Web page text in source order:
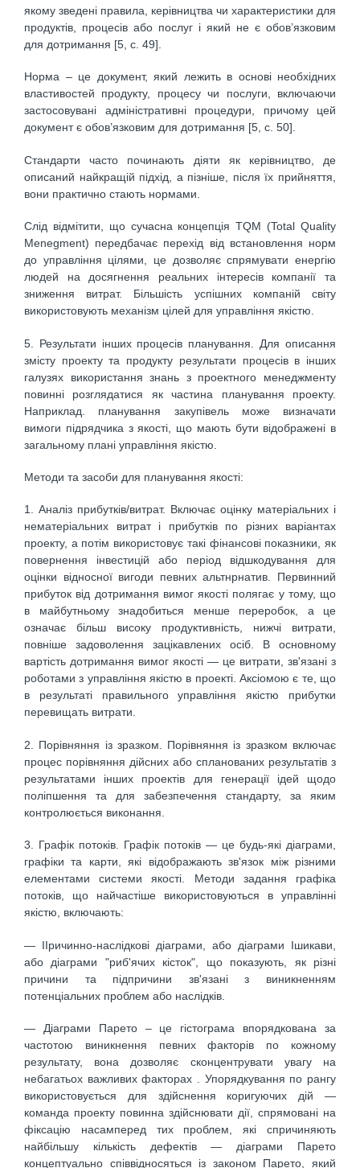
якому зведені правила, керівництва чи характеристики для
продуктів, процесів або послуг і який не є обов’язковим
для дотримання [5, с. 49].
Норма – це документ, який лежить в основі необхідних
властивостей продукту, процесу чи послуги, включаючи
застосовувані адміністративні процедури, причому цей
документ є обов’язковим для дотримання [5, с. 50].
Стандарти часто починають діяти як керівництво, де
описаний найкращій підхід, а пізніше, після їх прийняття,
вони практично стають нормами.
Слід відмітити, що сучасна концепція TQM (Total Quality
Menegment) передбачає перехід від встановлення норм
до управління цілями, це дозволяє спрямувати енергію
людей на досягнення реальних інтересів компанії та
зниження витрат. Більшість успішних компаній світу
використовують механізм цілей для управління якістю.
5. Результати інших процесів планування. Для описання
змісту проекту та продукту результати процесів в інших
галузях використання знань з проектного менеджменту
повинні розглядатися як частина планування проекту.
Наприклад. планування закупівель може визначати
вимоги підрядчика з якості, що мають бути відображені в
загальному плані управління якістю.
Методи та засоби для планування якості:
1. Аналіз прибутків/витрат. Включає оцінку матеріальних і
нематеріальних витрат і прибутків по різних варіантах
проекту, а потім використовує такі фінансові показники, як
повернення інвестицій або період відшкодування для
оцінки відносної вигоди певних альтнрнатив. Первинний
прибуток від дотримання вимог якості полягає у тому, що
в майбутньому знадобиться менше переробок, а це
означає більш високу продуктивність, нижчі витрати,
повніше задоволення зацікавлених осіб. В основному
вартість дотримання вимог якості — це витрати, зв'язані з
роботами з управління якістю в проекті. Аксіомою є те, що
в результаті правильного управління якістю прибутки
перевищать витрати.
2. Порівняння із зразком. Порівняння із зразком включає
процес порівняння дійсних або спланованих результатів з
результатами інших проектів для генерації ідей щодо
поліпшення та для забезпечення стандарту, за яким
контролюється виконання.
3. Графік потоків. Графік потоків — це будь-які діаграми,
графіки та карти, які відображають зв'язок між різними
елементами системи якості. Методи задання графіка
потоків, що найчастіше використовуються в управлінні
якістю, включають:
— ІІричинно-наслідкові діаграми, або діаграми Ішикави,
або діаграми "риб'ячих кісток", що показують, як різні
причини та підпричини зв'язані з виникненням
потенціальних проблем або наслідків.
— Діаграми Парето – це гістограма впорядкована за
частотою виникнення певних факторів по кожному
результату, вона дозволяє сконцентрувати увагу на
небагатьох важливих факторах . Упорядкування по рангу
використовується для здійснення коригуючих дій —
команда проекту повинна здійснювати дії, спрямовані на
фіксацію насамперед тих проблем, які спричиняють
найбільшу кількість дефектів — діаграми Парето
концептуально співвідносяться із законом Парето, який